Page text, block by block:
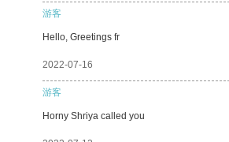
游客
Hello, Greetings fr
2022-07-16
游客
Horny Shriya called you